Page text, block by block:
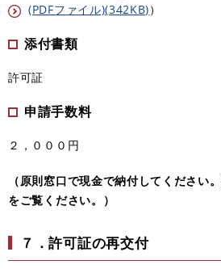
(PDFファイル)(342KB)）
添付書類
許可証
申請手数料
２，０００円
（原則窓口で現金で納付してください
をご覧ください。
）
７．許可証の再交付